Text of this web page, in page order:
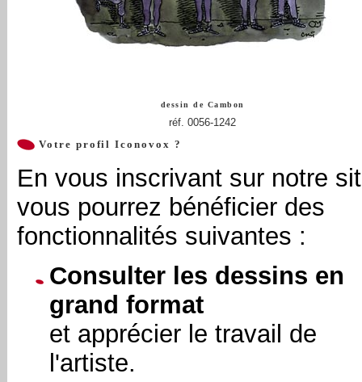
dessin de Cambon
réf. 0056-1242
Votre profil Iconovox ?
En vous inscrivant sur notre
vous pourrez bénéficier des
fonctionnalités suivantes :
Consulter les dessins en
grand format
et apprécier le travail de
l'artiste.